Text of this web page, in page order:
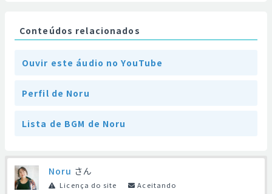
Conteúdos relacionados
Ouvir este áudio no YouTube
Perfil de Noru
Lista de BGM de Noru
Noru さん
Licença do site Aceitando